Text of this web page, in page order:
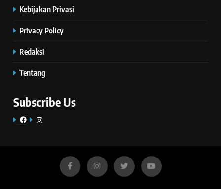
Kebijakan Privasi
Privacy Policy
Redaksi
Tentang
Subscribe Us
FacebookInstagram